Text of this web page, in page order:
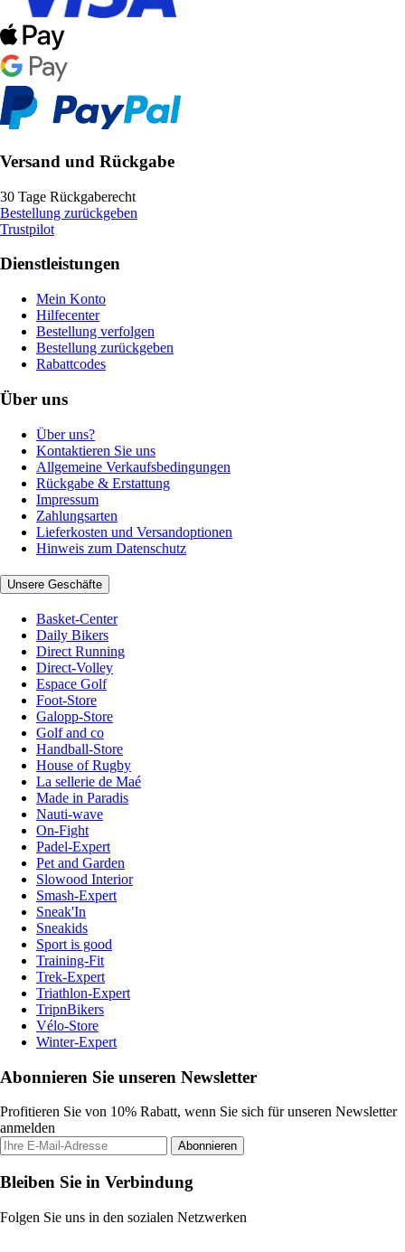
Versand und Rückgabe
30 Tage Rückgaberecht
Bestellung zurückgeben
Trustpilot
Dienstleistungen
Mein Konto
Hilfecenter
Bestellung verfolgen
Bestellung zurückgeben
Rabattcodes
Über uns
Über uns?
Kontaktieren Sie uns
Allgemeine Verkaufsbedingungen
Rückgabe & Erstattung
Impressum
Zahlungsarten
Lieferkosten und Versandoptionen
Hinweis zum Datenschutz
Unsere Geschäfte
Basket-Center
Daily Bikers
Direct Running
Direct-Volley
Espace Golf
Foot-Store
Galopp-Store
Golf and co
Handball-Store
House of Rugby
La sellerie de Maé
Made in Paradis
Nauti-wave
On-Fight
Padel-Expert
Pet and Garden
Slowood Interior
Smash-Expert
Sneak'In
Sneakids
Sport is good
Training-Fit
Trek-Expert
Triathlon-Expert
TripnBikers
Vélo-Store
Winter-Expert
Abonnieren Sie unseren Newsletter
Profitieren Sie von 10% Rabatt, wenn Sie sich für unseren Newsletter
anmelden
Abonnieren
Bleiben Sie in Verbindung
Folgen Sie uns in den sozialen Netzwerken